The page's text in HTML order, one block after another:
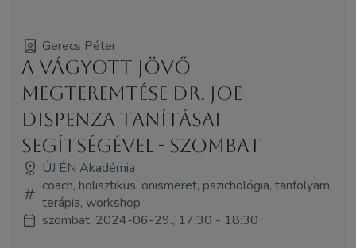
Gerecs Péter
A vágyott jövő
megteremtése Dr. Joe
Dispenza tanításai
segítségével - Szombat
ÚJ ÉN Akadémia
coach, holisztikus, önismeret, pszichológia, tanfolyam,
terápia, workshop
szombat, 2024-06-29., 17:30 - 18:30